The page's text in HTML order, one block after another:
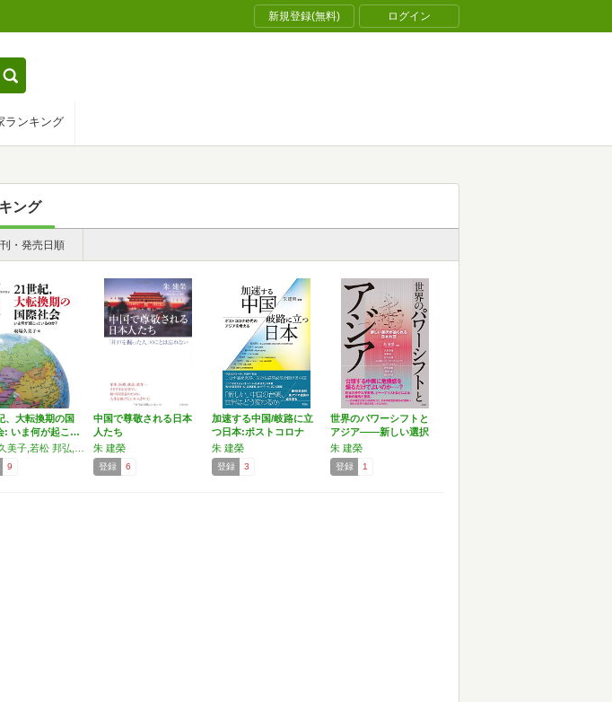
新規登録(無料) ログイン
ランキング
ング
・発売日順
、大転換期の国
: いま何が起こ…
9
中国で尊敬される日本
人たち
朱 建榮
登録 6
加速する中国/岐路に立
つ日本:ポストコロナ
時…
朱 建榮
登録 3
世界のパワーシフトと
アジア――新しい選択
が迫…
朱 建榮
登録 1